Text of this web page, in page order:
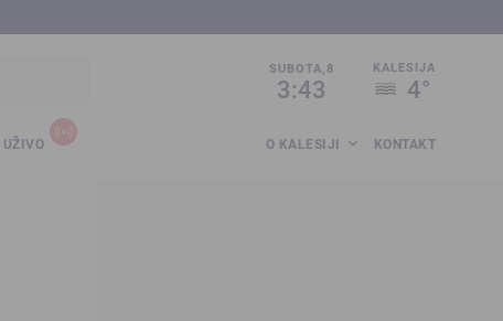
SUBOTA,8
3:43
KALESIJA
4°
UŽIVO O KALESIJI KONTAKT